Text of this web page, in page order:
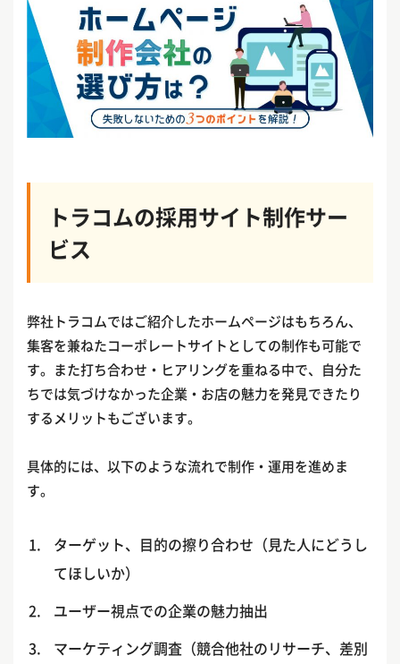
トラコムの採用サイト制作サー
ビス
弊社トラコムではご紹介したホームページはもちろん、
集客を兼ねたコーポレートサイトとしての制作も可能で
す。また打ち合わせ・ヒアリングを重ねる中で、自分た
ちでは気づけなかった企業・お店の魅力を発見できたり
するメリットもございます。
具体的には、以下のような流れで制作・運用を進めま
す。
ターゲット、目的の擦り合わせ（見た人にどうし
てほしいか）
ユーザー視点での企業の魅力抽出
マーケティング調査（競合他社のリサーチ、差別